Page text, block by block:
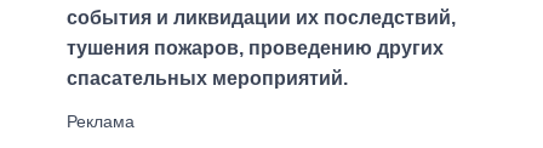
события и ликвидации их последствий,
тушения пожаров, проведению других
спасательных мероприятий.